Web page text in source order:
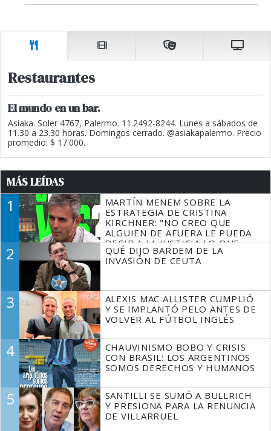
Restaurantes
El mundo en un bar.
Asiaka. Soler 4767, Palermo. 11.2492-8244. Lunes a sábados de
11.30 a 23.30 horas. Domingos cerrado. @asiakapalermo. Precio
promedio: $ 17.000.
MÁS LEÍDAS
1
MARTÍN MENEM SOBRE LA
ESTRATEGIA DE CRISTINA
KIRCHNER: "NO CREO QUE
ALGUIEN DE AFUERA LE PUEDA
DECIR A LA JUSTICIA LO QUE
TIENE QUE HACER"
2
QUÉ DIJO BARDEM DE LA
INVASIÓN DE CEUTA
3
ALEXIS MAC ALLISTER CUMPLIÓ
Y SE IMPLANTÓ PELO ANTES DE
VOLVER AL FÚTBOL INGLÉS
4
CHAUVINISMO BOBO Y CRISIS
CON BRASIL: LOS ARGENTINOS
SOMOS DERECHOS Y HUMANOS
5
SANTILLI SE SUMÓ A BULLRICH
Y PRESIONA PARA LA RENUNCIA
DE VILLARRUEL